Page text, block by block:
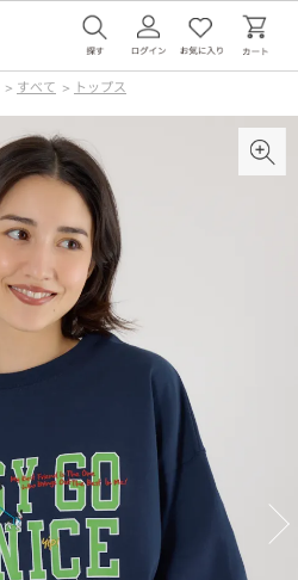
> すべて > トップス